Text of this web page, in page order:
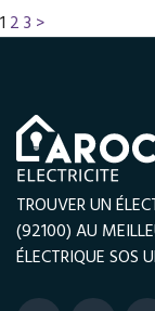
articles
Page
1 Page
2Page
3 >
TROUVER UN
(92100) AU
ÉLECTRIQUE SOS